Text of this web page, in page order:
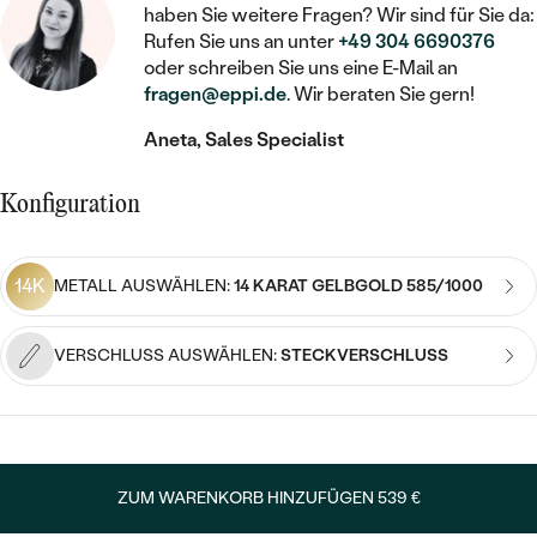
MIT FÜLLUNG
IM SET
GÜNSTIG
LUXURIÖSE
LAB GROWN DIAMANTEN ZUM
EINFASSEN
NACH EDELSTEIN
MIT DIAMANT
MIT LAB GROWN DIAMANT
MIT MOISSANIT
MIT FARBIGEN DIAMANTEN
MIT SCHWARZEN DIAMANTEN
SCHMUCK FÜR KINDER
BROSCHEN
SCHMUCKZUBEHÖR
GOLD
SILBER
DIAMANTSCHMUCK
KINDER
PIERCINGS
MIT DIAMANT
MIT EDELSTEIN
PERLENOHRRINGE
LUXURIÖSE
MEDAILLON
KETTEN
HERZKETTEN
MIT TIEREN
NACH EDELSTEIN
MIT DIAMANT
NACH PREIS
SIEGELRINGE
NACH EDELSTEIN
MIT EDELSTEIN
PERLENRINGE
PREISWERTE
haben Sie weitere Fragen? Wir sind für Sie da:
Rufen Sie uns an unter+49 304 6690376
oder schreiben Sie uns eine E-Mail an
fragen@eppi.de. Wir beraten Sie gern!
Aneta, Sales Specialist
Konfiguration
14K METALL AUSWÄHLEN:14 KARAT GELBGOLD 585/1000
VERSCHLUSS AUSWÄHLEN:STECKVERSCHLUSS
ZUM WARENKORB HINZUFÜGEN 539 €